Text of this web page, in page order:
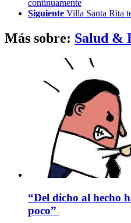
contínuamente
Siguiente Villa Santa Rita
Más sobre: Salud &
“Del dicho al hecho
poco”